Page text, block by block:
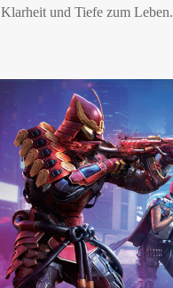
Klarheit und Tiefe zum Leben.